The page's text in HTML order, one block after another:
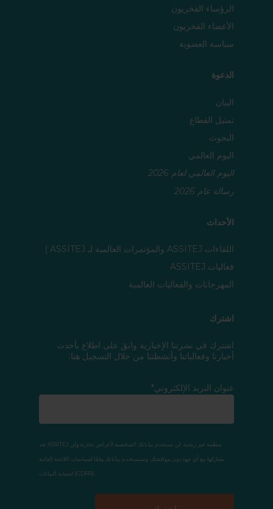
الرؤساء الفخريون
الأعضاء الفخريون
سياسة العضوية
الدعوة
البيان
تمثيل القطاع
البحوث
اليوم العالمي
اليوم العالمي لعام 2026
رسالة عام 2026
الأحداث
اللقاءات ASSITEJ والمؤتمرات العالمية لـ ASSITEJ )
فعاليات ASSITEJ
المهرجانات والفعاليات العالمية
اشترك
اشترك في نشرتنا الإخبارية وابقَ على اطلاع بأحدث
أخبارنا وفعالياتنا وأنشطتنا من خلال التسجيل هنا:
عنوان البريد الإلكتروني*
تعد ASSITEJ منظمة غير ربحية. لن نستخدم بياناتك الشخصية لأغراض تجارية ولن
نشاركها مع أي جهة دون موافقتك. وسنستخدم بياناتك وفقًا لسياسات اللائحة العامة
لحماية البيانات (GDPR).